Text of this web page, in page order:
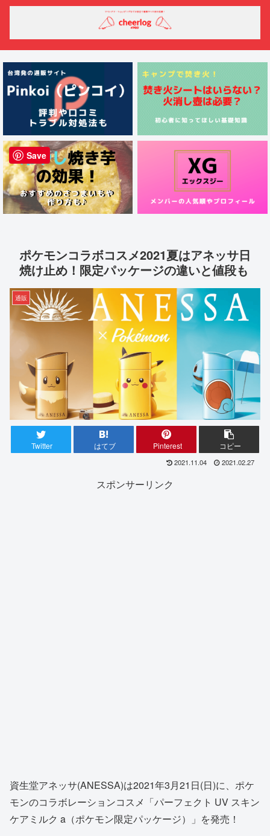
ポケモンコラボコスメ2021夏はアネッサ日
焼け止め！限定パッケージの違いと値段も
通販
Twitter はてブ Pinterest コピー
2021.11.04 2021.02.27
スポンサーリンク
資生堂アネッサ(ANESSA)は2021年3月21日(日)に、ポケ
モンのコラボレーションコスメ「パーフェクト UV スキン
ケアミルク a（ポケモン限定パッケージ）」を発売！
Save